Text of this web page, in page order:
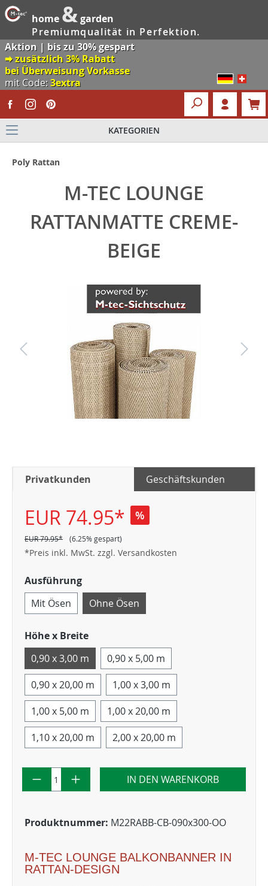
home &garden
Premiumqualität in Perfektion.
Aktion | bis zu 30% gespart
🠮 zusätzlich 3% Rabatt
bei Überweisung Vorkasse
mit Code:3extra
KATEGORIEN
Poly Rattan
M-TEC LOUNGE
RATTANMATTE CREME-
BEIGE
Privatkunden Geschäftskunden
EUR 74.95* %
EUR 79.95* (6.25% gespart)
*Preis inkl. MwSt. zzgl. Versandkosten
Ausführung
Mit Ösen
Ohne Ösen
Höhe x Breite
0,90 x 3,00 m
0,90 x 5,00 m
0,90 x 20,00 m
1,00 x 3,00 m
1,00 x 5,00 m
1,00 x 20,00 m
1,10 x 20,00 m
2,00 x 20,00 m
IN DEN WARENKORB
Produktnummer: M22RABB-CB-090x300-OO
M-TEC LOUNGE BALKONBANNER IN
RATTAN-DESIGN